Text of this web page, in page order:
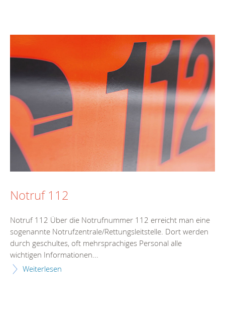
Notruf 112
Notruf 112 Über die Notrufnummer 112 erreicht man eine
sogenannte Notrufzentrale/Rettungsleitstelle. Dort werden
durch geschultes, oft mehrsprachiges Personal alle
wichtigen Informationen...
Weiterlesen